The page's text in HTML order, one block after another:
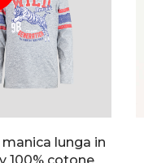
lunga in
100% cotone